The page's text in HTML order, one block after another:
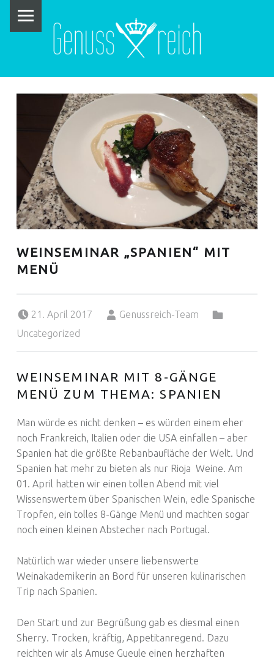
U
S
S
R
C
H
WEINSEMINAR „SPANIEN“ MIT
MENÜ
21. April 2017
Genussreich-Team
Uncategorized
WEINSEMINAR MIT 8-GÄNGE
MENÜ ZUM THEMA: SPANIEN
Man würde es nicht denken – es würden einem eher
noch Frankreich, Italien oder die USA einfallen – aber
Spanien hat die größte Rebanbaufläche der Welt. Und
Spanien hat mehr zu bieten als nur Rioja Weine. Am
01. April hatten wir einen tollen Abend mit viel
Wissenswertem über Spanischen Wein, edle Spanische
Tropfen, ein tolles 8-Gänge Menü und machten sogar
noch einen kleinen Abstecher nach Portugal.
Natürlich war wieder unsere liebenswerte
Weinakademikerin an Bord für unseren kulinarischen
Trip nach Spanien.
Den Start und zur Begrüßung gab es diesmal einen
Sherry. Trocken, kräftig, Appetitanregend. Dazu
reichten wir als Amuse Gueule einen herzhaften